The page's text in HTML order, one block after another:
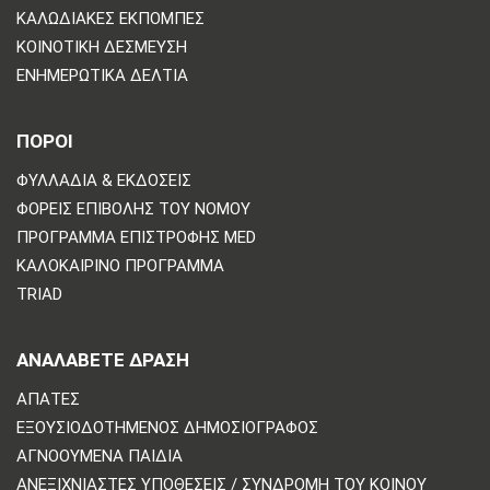
ΚΑΛΩΔΙΑΚΈΣ ΕΚΠΟΜΠΈΣ
ΚΟΙΝΟΤΙΚΉ ΔΈΣΜΕΥΣΗ
ΕΝΗΜΕΡΩΤΙΚΆ ΔΕΛΤΊΑ
ΠΟΡΟΙ
ΦΥΛΛΆΔΙΑ & ΕΚΔΌΣΕΙΣ
ΦΟΡΕΊΣ ΕΠΙΒΟΛΉΣ ΤΟΥ ΝΌΜΟΥ
ΠΡΌΓΡΑΜΜΑ ΕΠΙΣΤΡΟΦΉΣ MED
ΚΑΛΟΚΑΙΡΙΝΌ ΠΡΌΓΡΑΜΜΑ
TRIAD
ΑΝΑΛΆΒΕΤΕ ΔΡΆΣΗ
ΑΠΆΤΕΣ
ΕΞΟΥΣΙΟΔΟΤΗΜΈΝΟΣ ΔΗΜΟΣΙΟΓΡΆΦΟΣ
ΑΓΝΟΟΎΜΕΝΑ ΠΑΙΔΙΆ
ΑΝΕΞΙΧΝΊΑΣΤΕΣ ΥΠΟΘΈΣΕΙΣ / ΣΥΝΔΡΟΜΉ ΤΟΥ ΚΟΙΝΟΎ